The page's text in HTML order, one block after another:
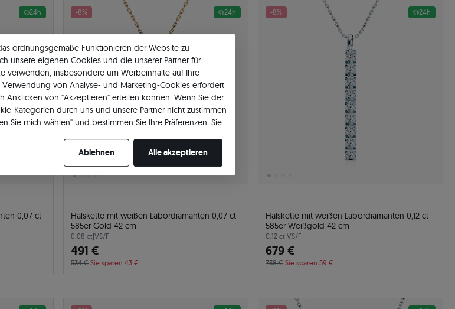
24h
0,07 ct
-8% 24h
Halskette mit weißen Labordiamanten 0,07 ct
585er Gold 42 cm
0.08 ct|VS/F
491 €
534 € Sie sparen 43 €
-8% 24h
Halskette mit weißen Labordiamanten 0,12 ct
585er Weißgold 42 cm
0.12 ct|VS/F
679 €
738 € Sie sparen 59 €
ordnungsgemäße Funktionieren der Website zu
unsere eigenen Cookies und die unserer Partner für
verwenden, insbesondere um Werbeinhalte auf Ihre
Verwendung von Analyse- und Marketing-Cookies erfordert
Anklicken von "Akzeptieren" erteilen können. Wenn Sie der
Kategorien durch uns und unsere Partner nicht zustimmen
Sie mich wählen" und bestimmen Sie Ihre Präferenzen. Sie
Ablehnen Alle akzeptieren